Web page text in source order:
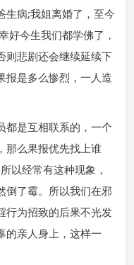
生病;我姐离婚了，至今
好今生我们都学佛了，
则悲剧还会继续延续下
报是多么惨烈，一人造
都是互相联系的，一个
那么果报优先找上谁
以经常有这种现象，
倒了霉。所以我们在邪
行为招致的后果不光发
的亲人身上，这样一